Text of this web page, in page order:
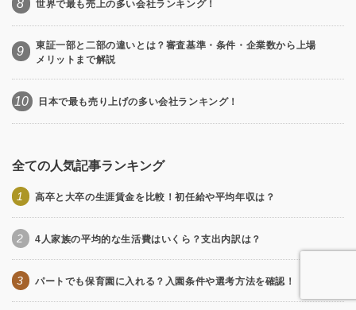
8 世界で最も売上の多い会社ランキング！
9
東証一部と二部の違いとは？審査基準・条件・企業数から上場
メリットまで解説
10 日本で最も売り上げの多い会社ランキング！
全ての人気記事ランキング
1 高卒と大卒の生涯賃金を比較！初任給や平均年収は？
2 4人家族の平均的な生活費はいくら？支出内訳は？
3 パートでも保育園に入れる？入園条件や選考方法を確認！